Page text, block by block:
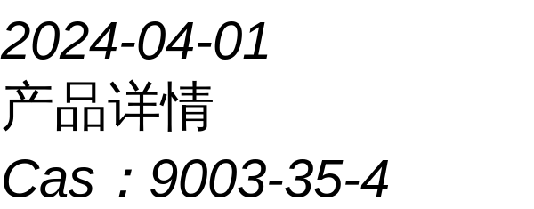
2024-04-01
产品详情
Cas： 9003-35-4